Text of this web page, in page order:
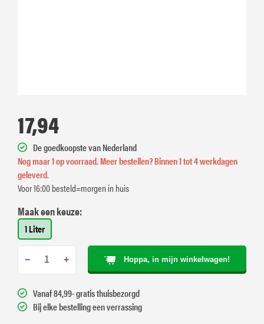
17,94
De goedkoopste van Nederland
Nog maar 1 op voorraad. Meer bestellen? Binnen 1 tot 4 werkdagen
geleverd.
Voor 16:00 besteld=morgen in huis
Maak een keuze:
1 Liter
− + Hoppa, in mijn winkelwagen!
Vanaf 84,99- gratis thuisbezorgd
Bij elke bestelling een verrassing